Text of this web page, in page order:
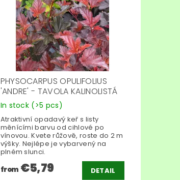
PHYSOCARPUS OPULIFOLIUS
'ANDRE' - TAVOLA KALINOLISTÁ
In stock (>5 pcs)
Atraktivní opadavý keř s listy
měnícími barvu od cihlové po
vínovou. Kvete růžově, roste do 2 m
výšky. Nejlépe je vybarvený na
plném slunci.
from €5,79 DETAIL